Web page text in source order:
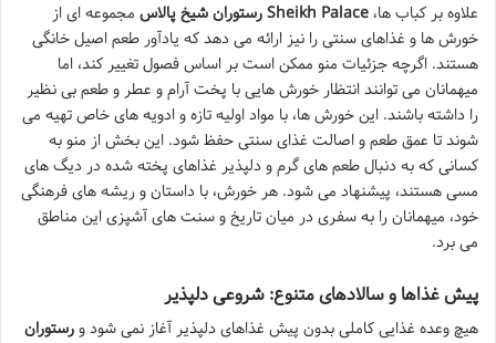
علاوه بر کباب ها، رستوران شیخ پالاس Sheikh Palace
مجموعه ای از
خورش ها و غذاهای سنتی را نیز ارائه می دهد که یادآور طعم اصیل خانگی
هستند. اگرچه جزئیات منو ممکن است بر اساس فصول تغییر کند، اما
میهمانان می توانند انتظار خورش هایی با پخت آرام و عطر و طعم بی نظیر
را داشته باشند. این خورش ها، با مواد اولیه تازه و ادویه های خاص تهیه می
شوند تا عمق طعم و اصالت غذای سنتی حفظ شود. این بخش از منو به
کسانی که به دنبال طعم های گرم و دلپذیر غذاهای پخته شده در دیگ های
مسی هستند، پیشنهاد می شود. هر خورش، با داستان و ریشه های فرهنگی
خود، میهمانان را به سفری در میان تاریخ و سنت های آشپزی این مناطق
می برد.
پیش غذاها و سالادهای متنوع: شروعی دلپذیر
هیچ وعده غذایی کاملی بدون پیش غذاهای دلپذیر آغاز نمی شود ورستوران